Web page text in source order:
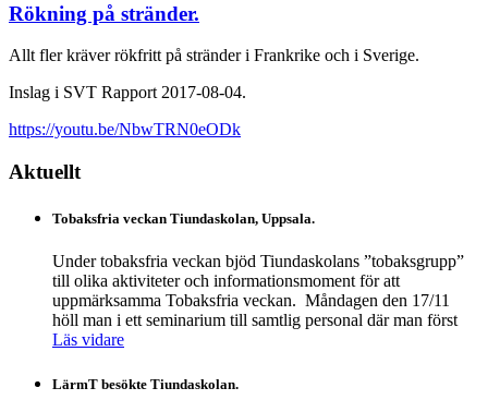
Rökning på stränder.
Allt fler kräver rökfritt på stränder i Frankrike och i Sverige.
Inslag i SVT Rapport 2017-08-04.
https://youtu.be/NbwTRN0eODk
Aktuellt
Tobaksfria veckan Tiundaskolan, Uppsala.
Under tobaksfria veckan bjöd Tiundaskolans ”tobaksgrupp”
till olika aktiviteter och informationsmoment för att
uppmärksamma Tobaksfria veckan. Måndagen den 17/11
höll man i ett seminarium till samtlig personal där man först
Läs vidare
LärmT besökte Tiundaskolan.